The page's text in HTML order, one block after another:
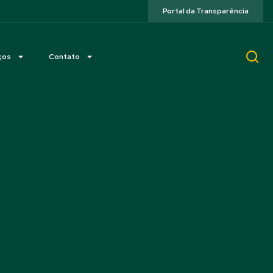
Portal da Transparência
Contato